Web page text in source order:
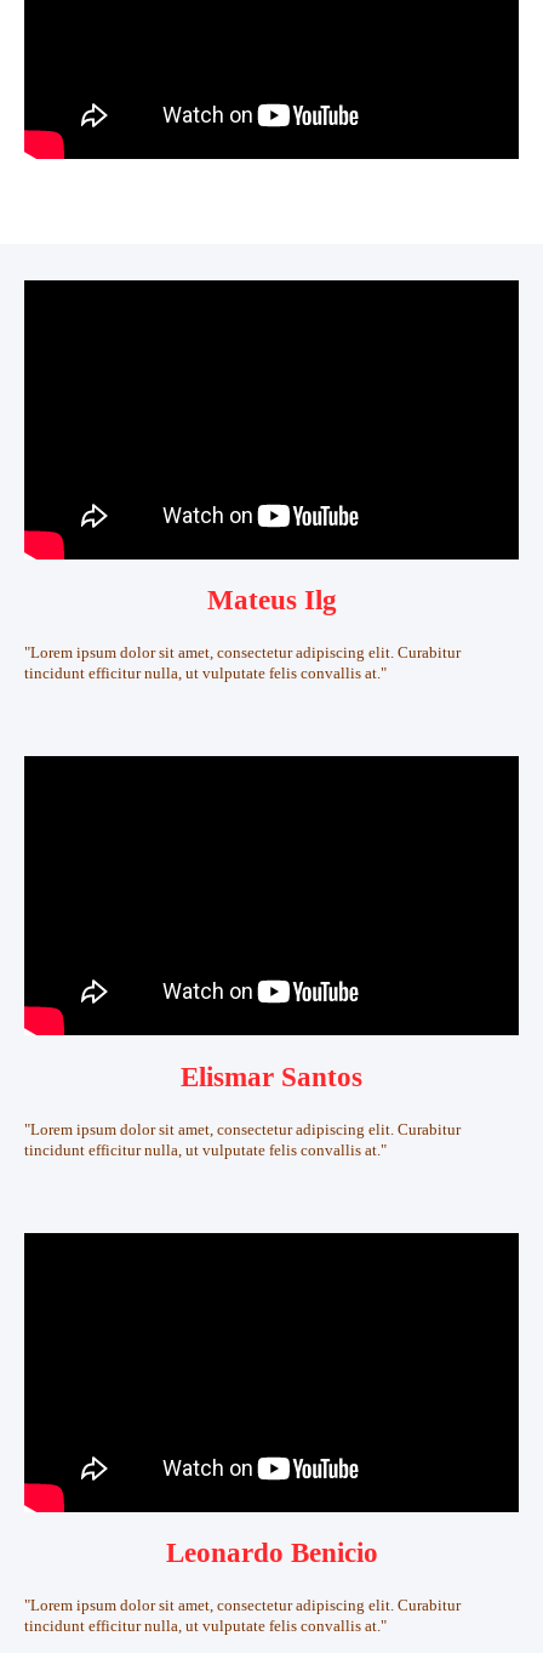
Mateus Ilg
"Lorem ipsum dolor sit amet, consectetur adipiscing elit. Curabitur
tincidunt efficitur nulla, ut vulputate felis convallis at."
Elismar Santos
"Lorem ipsum dolor sit amet, consectetur adipiscing elit. Curabitur
tincidunt efficitur nulla, ut vulputate felis convallis at."
Leonardo Benicio
"Lorem ipsum dolor sit amet, consectetur adipiscing elit. Curabitur
tincidunt efficitur nulla, ut vulputate felis convallis at."